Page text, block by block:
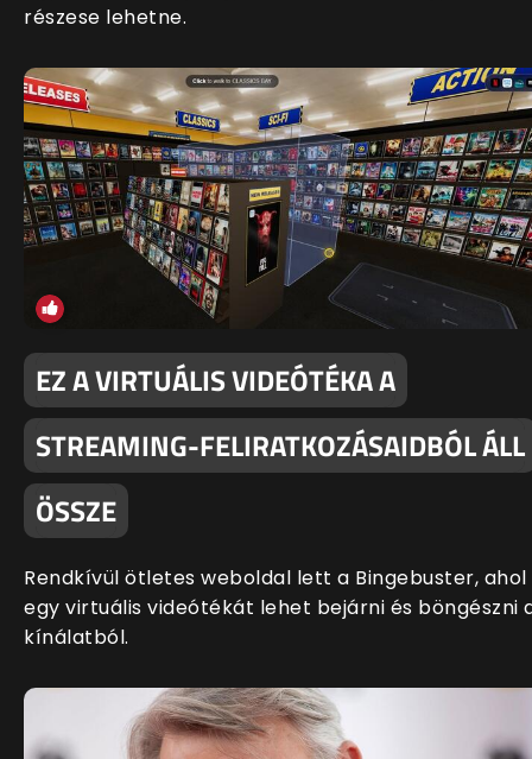
részese lehetne.
EZ A VIRTUÁLIS VIDEÓTÉKA A
STREAMING-FELIRATKOZÁSAIDBÓL ÁLL
ÖSSZE
Rendkívül ötletes weboldal lett a Bingebuster, ahol
egy virtuális videótékát lehet bejárni és böngészni
kínálatból.